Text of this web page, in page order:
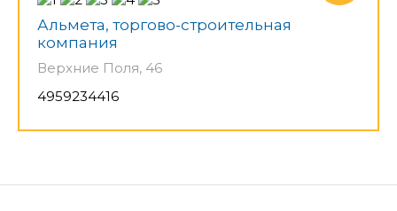
Альмета, торгово-строительная
компания
Верхние Поля, 46
4959234416